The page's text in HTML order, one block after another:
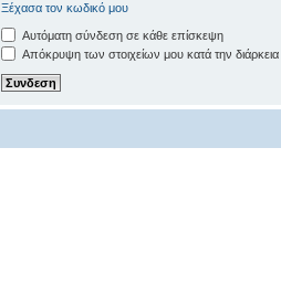
Ξέχασα τον κωδικό μου
Αυτόματη σύνδεση σε κάθε επίσκεψη
Απόκρυψη των στοιχείων μου κατά την